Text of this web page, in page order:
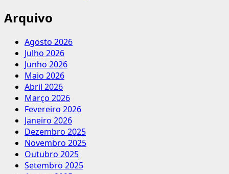
Arquivo
Agosto 2026
Julho 2026
Junho 2026
Maio 2026
Abril 2026
Março 2026
Fevereiro 2026
Janeiro 2026
Dezembro 2025
Novembro 2025
Outubro 2025
Setembro 2025